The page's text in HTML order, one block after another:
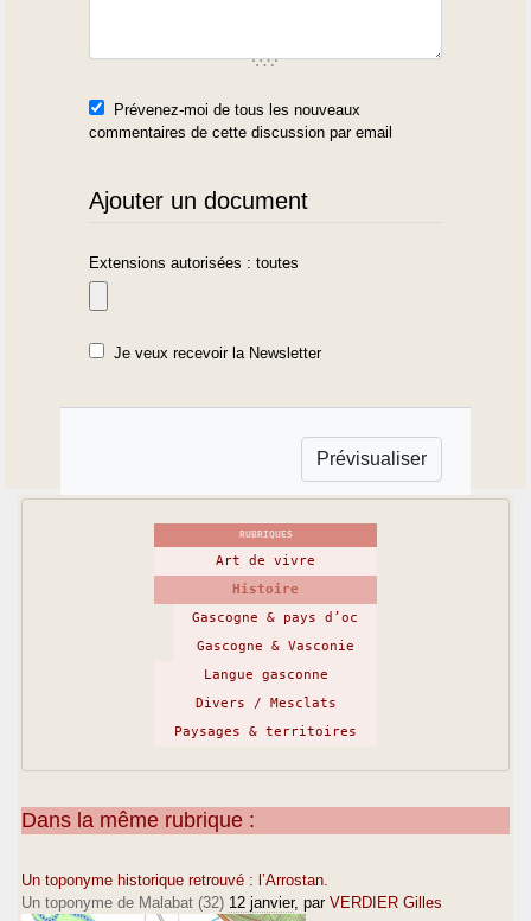
Prévenez-moi de tous les nouveaux
commentaires de cette discussion par email
Ajouter un document
Extensions autorisées : toutes
Je veux recevoir la Newsletter
RUBRIQUES
Art de vivre
Histoire
Gascogne & pays d’oc
Gascogne & Vasconie
Langue gasconne
Divers / Mesclats
Paysages & territoires
Dans la même rubrique :
Un toponyme historique retrouvé : l’Arrostan.
Un toponyme de Malabat (32) 12 janvier, par VERDIER Gilles